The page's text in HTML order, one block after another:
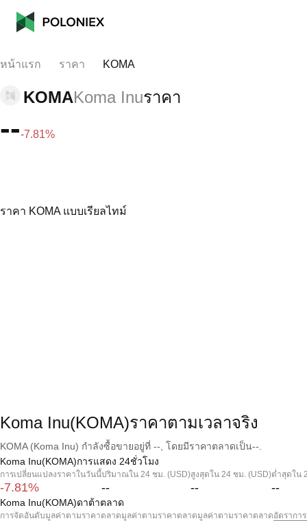
หน้าแรก ราคา KOMA
KOMAKoma Inuราคา
---7.81%
ราคา KOMA แบบเรียลไทม์
Koma Inu(KOMA)ราคาตามเวลาจริง
KOMA (Koma Inu) กำลังซื้อขายอยู่ที่ --, โดยมีราคาตลาดเป็น--.
Koma Inu(KOMA)การแสดง 24ชั่วโมง
การเปลี่ยนแปลงราคาในวันนี้
-7.81%
ปริมาณใน 24 ชม. (USD)
--
สูงสุดใน 24 ชม. (USD)
--
ต่ำสุดใน
--
Koma Inu(KOMA)ดาต้าตลาด
การจัดอันดับมูลค่าตามราคาตลาดมูลค่าตามราคาตลาดมูลค่าตามราคาตลาดอัตรากา